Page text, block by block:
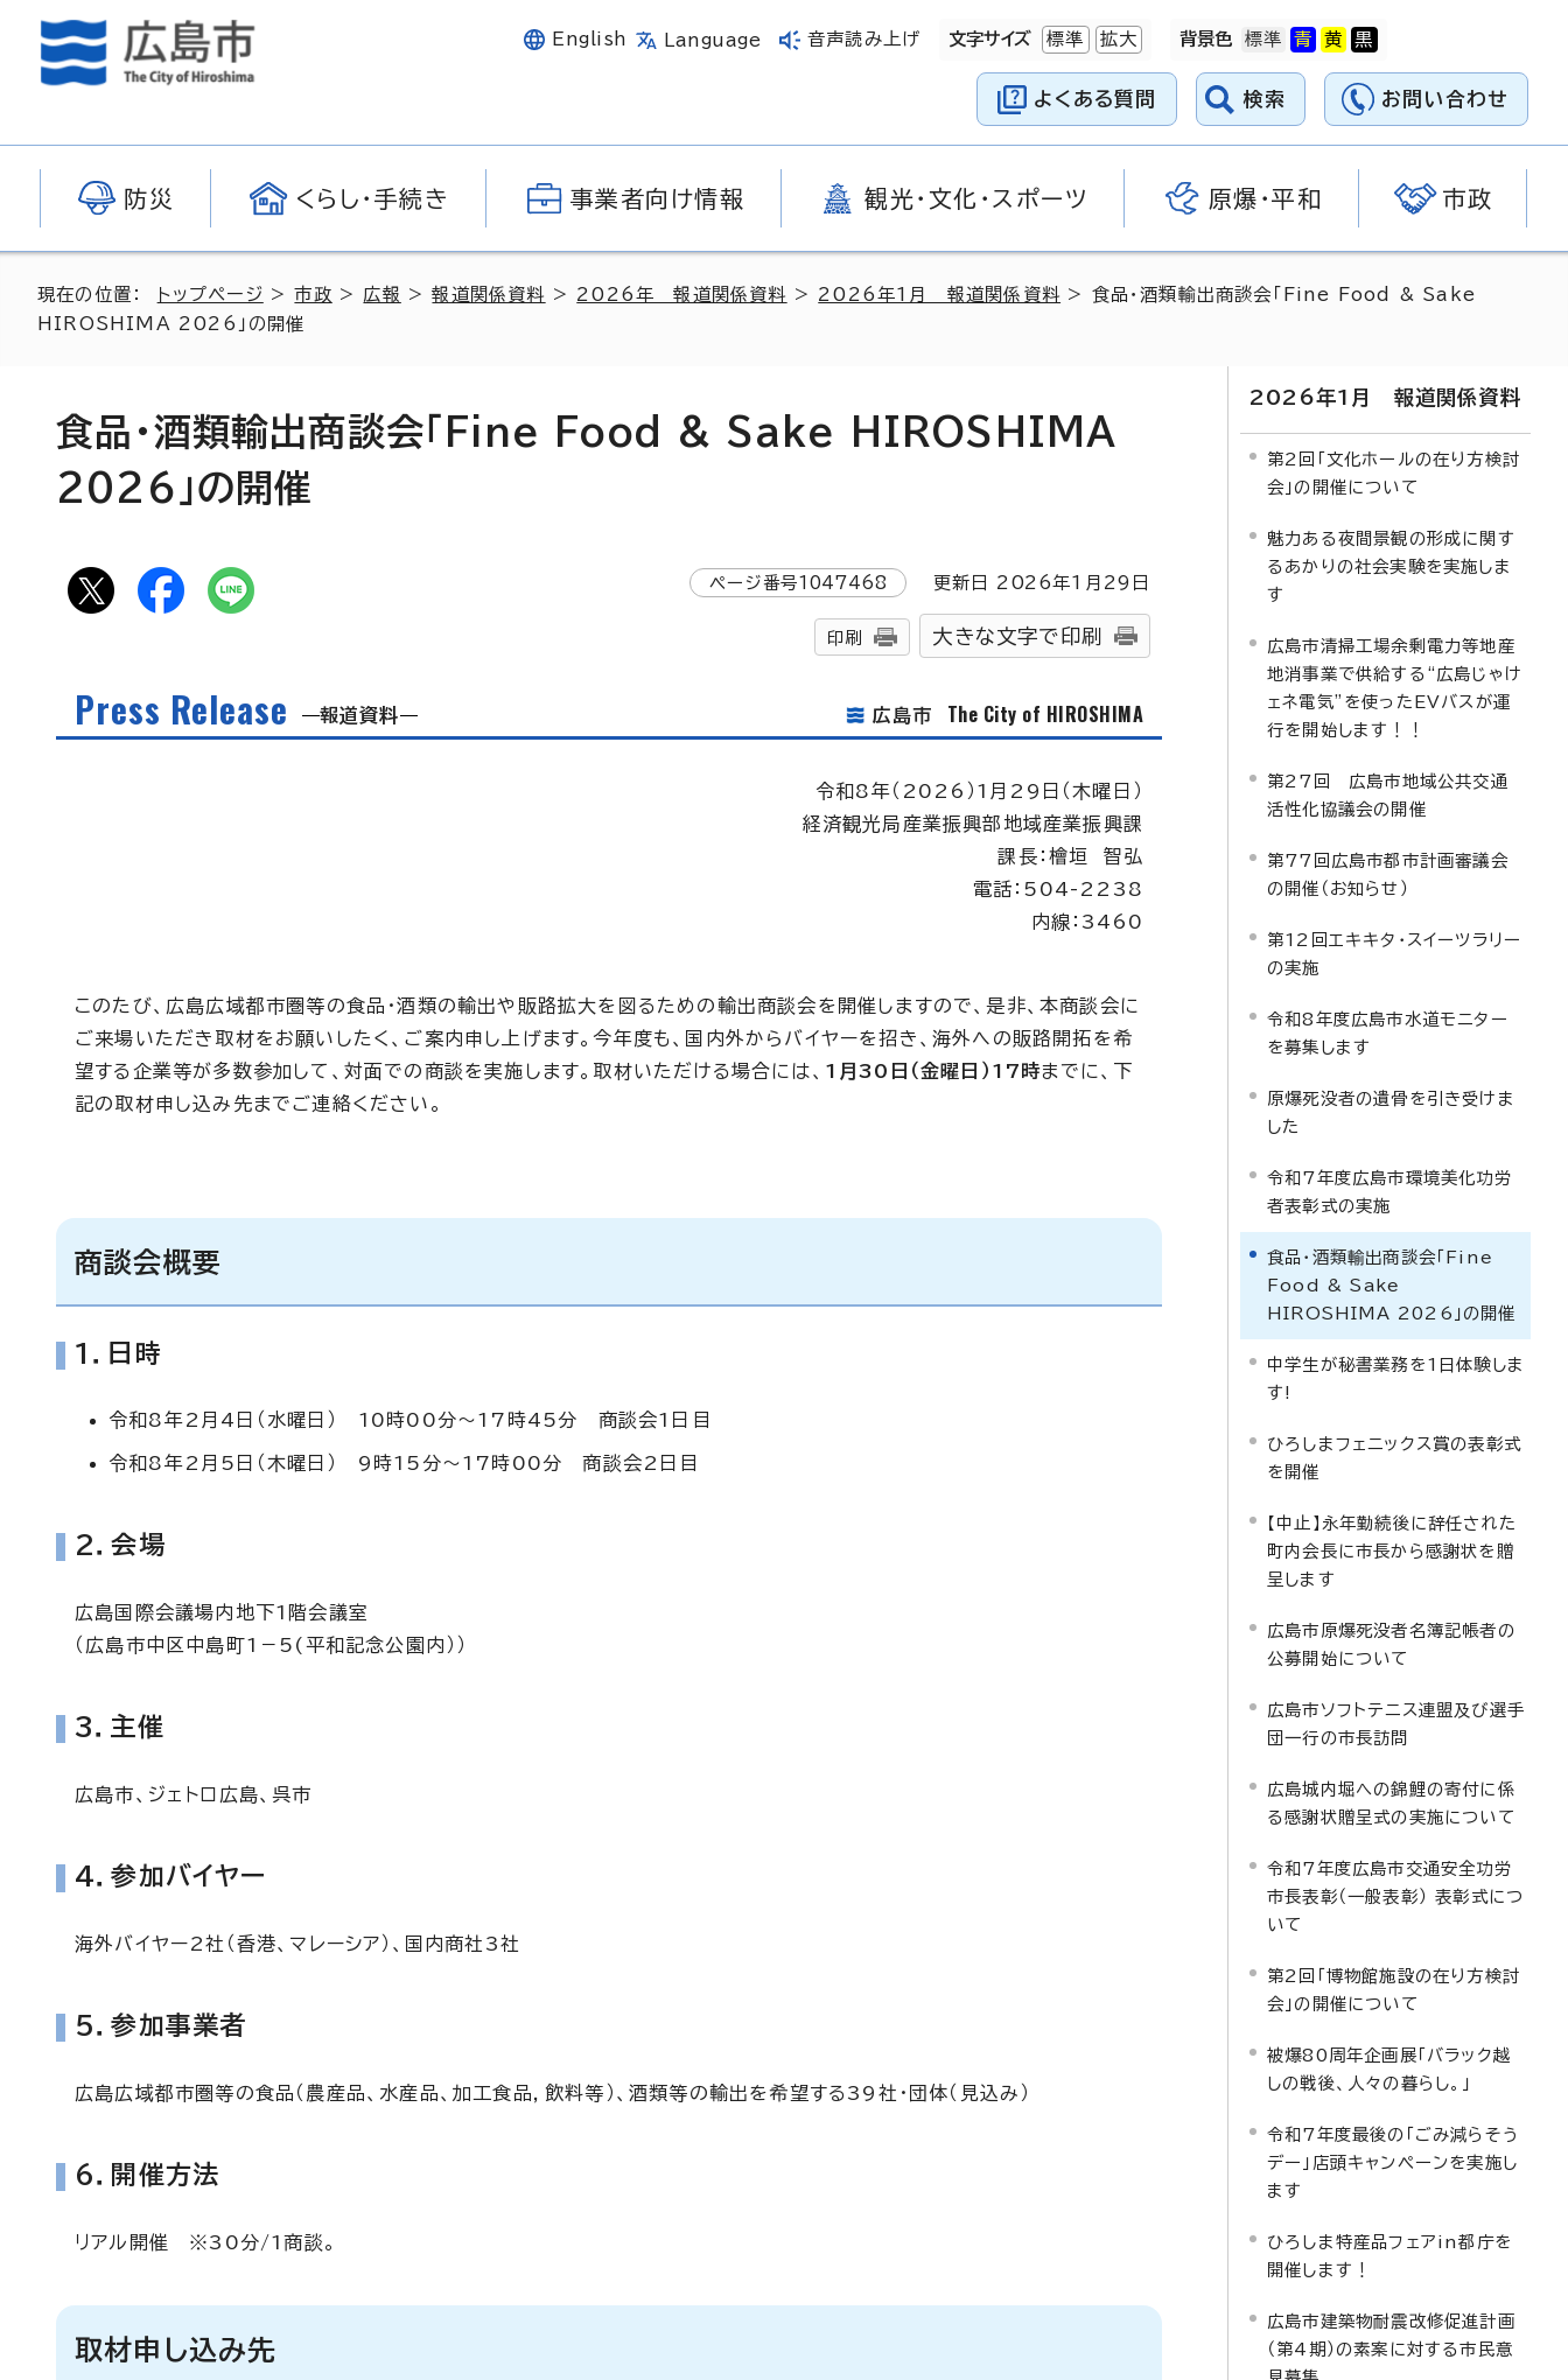
English Language 音声読み上げ 文字サイズ 標準 拡大 背景色
よくある質問 検索 お問い合わせ
防災 くらし・手続き 事業者向け情報 観光・文化・スポーツ 原爆・平和 市政
現在の位置： トップページ >市政 > 広報 >報道関係資料 > 2026年 報道関係資料 > 2026年1月 報道関係資料 > 食品・酒類輸出商談会「Fine Food & Sake
HIROSHIMA 2026」の開催
食品・酒類輸出商談会「Fine Food & Sake HIROSHIMA
2026」の開催
ページ番号1047468 更新日 2026年1月 29 日
印刷 大きな文字で印刷
Press Release 報道資料 広島市 The City of HIROSHIMA
令和8年（2026）1月29日（木曜日）
経済観光局産業振興部地域産業振興課
課長：檜垣 智弘
電話：504-2238
内線：3460
このたび、広島広域都市圏等の食品・酒類の輸出や販路拡大を図るための輸出商談会を開催しますので、是非、本商談会に
ご来場いただき取材をお願いしたく、ご案内申し上げます。今年度も、国内外からバイヤーを招き、海外への販路開拓を希
望する企業等が多数参加して、対面での商談を実施します。取材いただける場合には、 1月30日（金曜日）17時までに、下
記の取材申し込み先までご連絡ください。
商談会概要
1．日時
令和8年2月4日（水曜日） 10時00分～17時45分 商談会1日目
令和8年2月5日（木曜日） 9時15分～17時00分 商談会2日目
2．会場
広島国際会議場内地下1階会議室
（広島市中区中島町1－5(平和記念公園内））
3．主催
広島市、ジェトロ広島、呉市
4．参加バイヤー
海外バイヤー2社（香港、マレーシア）、国内商社3社
5．参加事業者
広島広域都市圏等の食品（農産品、水産品、加工食品，飲料等）、酒類等の輸出を希望する39社・団体（見込み）
6．開催方法
リアル開催 ※30分/1商談。
取材申し込み先
2026年1月 報道関係資料
第2回「文化ホールの在り方検討
会」の開催について
魅力ある夜間景観の形成に関す
るあかりの社会実験を実施しま
す
広島市清掃工場余剰電力等地産
地消事業で供給する“広島じゃけ
ェネ電気”を使ったEVバスが運
行を開始します！！
第27回 広島市地域公共交通
活性化協議会の開催
第77回広島市都市計画審議会
の開催（お知らせ）
第12回エキキタ・スイーツラリー
の実施
令和8年度広島市水道モニター
を募集します
原爆死没者の遺骨を引き受けま
した
令和7年度広島市環境美化功労
者表彰式の実施
食品・酒類輸出商談会「Fine
Food & Sake
HIROSHIMA 2026」の開催
中学生が秘書業務を1日体験しま
す!
ひろしまフェニックス賞の表彰式
を開催
【中止】永年勤続後に辞任された
町内会長に市長から感謝状を贈
呈します
広島市原爆死没者名簿記帳者の
公募開始について
広島市ソフトテニス連盟及び選手
団一行の市長訪問
広島城内堀への錦鯉の寄付に係
る感謝状贈呈式の実施について
令和7年度広島市交通安全功労
市長表彰（一般表彰） 表彰式につ
いて
第2回「博物館施設の在り方検討
会」の開催について
被爆80周年企画展「バラック越
しの戦後、人々の暮らし。」
令和7年度最後の「ごみ減らそう
デー」店頭キャンペーンを実施し
ます
ひろしま特産品フェアin都庁を
開催します！
広島市建築物耐震改修促進計画
（第4期）の素案に対する市民意